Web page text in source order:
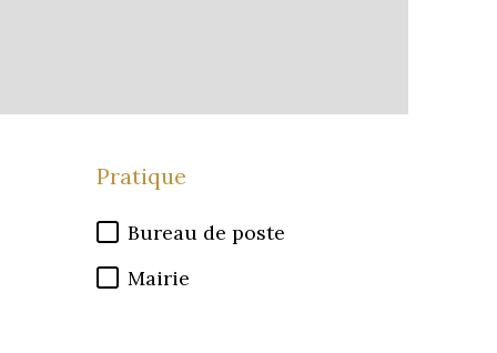
Pratique
Bureau de poste
Mairie